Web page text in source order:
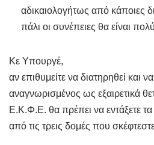
αδικαιολογήτως από κάποιες
πάλι οι συνέπειες θα είναι
Κε Υπουργέ,
αν επιθυμείτε να διατηρηθεί και
αναγνωρισμένος ως εξαιρετικά
Ε.Κ.Φ.Ε. θα πρέπει να εντάξετε
από τις τρεις δομές που